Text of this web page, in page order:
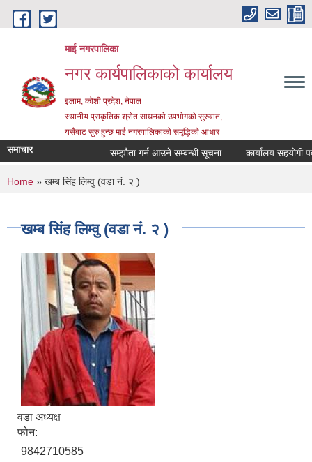
Skip to main content
माई नगरपालिका
नगर कार्यपालिकाको कार्यालय
इलाम, कोशी प्रदेश, नेपाल
स्थानीय प्राकृतिक श्रोत साधनको उपभोगको सुरुवात,
यसैबाट सुरु हुन्छ माई नगरपालिकाको समृद्धिको आधार
समाचार सम्झौता गर्न आउने सम्बन्धी सूचना कार्यालय सहयोगी
You are here
Home » खम्ब सिंह लिम्वु (वडा नं. २ )
खम्ब सिंह लिम्वु (वडा नं. २ )
वडा अध्यक्ष
फोन:
9842710585